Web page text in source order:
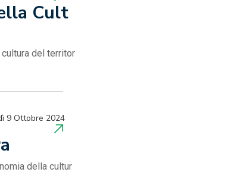
Cult
del territor
9 Ottobre 2024
della cultur